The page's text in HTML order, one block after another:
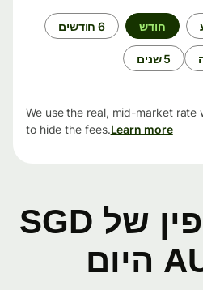
חודש 6 חודשים
5 שנים
We use the real, mid-market
to hide the fees.Learn more
שערי חליפין של SGD